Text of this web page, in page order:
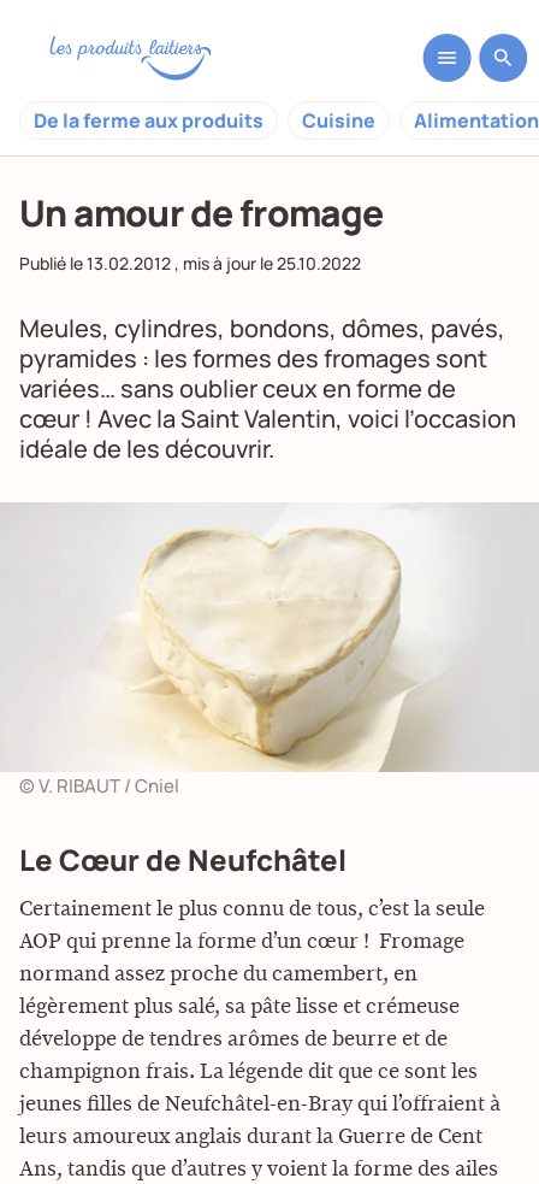
De la ferme aux produits Cuisine
Un amour de fromage
Publié le13.02.2012, mis à jour le25.10.2022
Meules, cylindres, bondons, dômes, pavés,
pyramides : les formes des fromages sont
variées… sans oublier ceux en forme de
cœur ! Avec la Saint Valentin, voici l’occasion
idéale de les découvrir.
© V. RIBAUT / Cniel
Le Cœur de Neufchâtel
Certainement le plus connu de tous, c’est la seule
AOP qui prenne la forme d’un cœur ! Fromage
normand assez proche du camembert, en
légèrement plus salé, sa pâte lisse et crémeuse
développe de tendres arômes de beurre et de
champignon frais. La légende dit que ce sont les
jeunes filles de Neufchâtel-en-Bray qui l’offraient à
leurs amoureux anglais durant la Guerre de Cent
Ans, tandis que d’autres y voient la forme des ailes